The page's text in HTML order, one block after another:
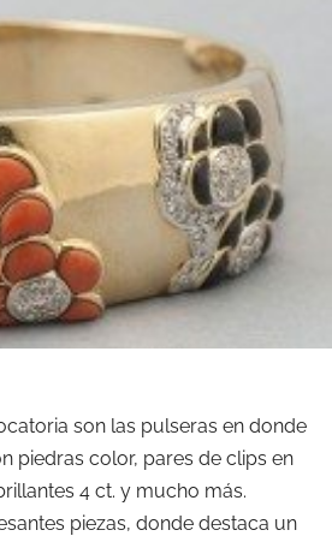
son las pulseras en donde
piedras color, pares de clips en
4 ct. y mucho más.
piezas, donde destaca un